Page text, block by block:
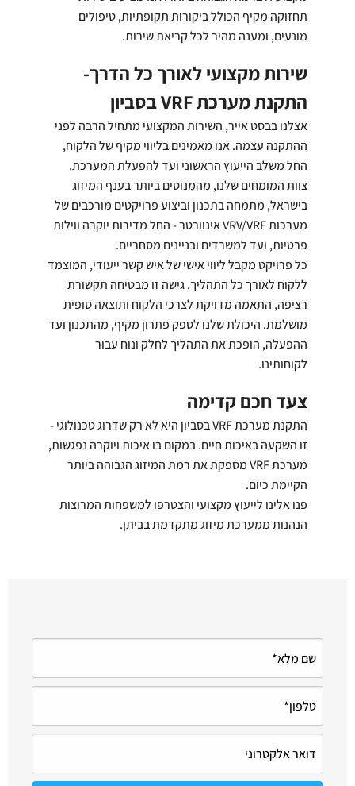
תחזוקה מקיף הכולל ביקורות תקופתיות, טיפולים
מונעים, ומענה מהיר לכל קריאת שירות.
שירות מקצועי לאורך כל הדרך-
התקנת מערכת VRF בסביון
אצלנו בבסט אייר, השירות המקצועי מתחיל הרבה לפני
ההתקנה עצמה. אנו מאמינים בליווי מקיף של הלקוח,
החל משלב הייעוץ הראשוני ועד להפעלת המערכת.
צוות המומחים שלנו, מהמנוסים ביותר בענף המיזוג
בישראל, מתמחה בתכנון וביצוע פרויקטים מורכבים של
מערכות VRV/VRF אינוורטר - החל מדירות יוקרה ווילות
פרטיות, ועד למשרדים ובניינים מסחריים.
כל פרויקט מקבל ליווי אישי של איש קשר ייעודי, המוצמד
ללקוח לאורך כל התהליך. גישה זו מבטיחה תקשורת
רציפה, התאמה מדויקת לצרכי הלקוח ותוצאה סופית
מושלמת. היכולת שלנו לספק פתרון מקיף, מהתכנון ועד
ההפעלה, הופכת את התהליך לחלק ונוח עבור
לקוחותינו.
צעד חכם קדימה
התקנת מערכת VRF בסביון היא לא רק שדרוג טכנולוגי -
זו השקעה באיכות חיים. במקום בו איכות ויוקרה נפגשות,
מערכת VRF מספקת את רמת המיזוג הגבוהה ביותר
הקיימת כיום.
פנו אלינו לייעוץ מקצועי והצטרפו למשפחות המרוצות
הנהנות ממערכת מיזוג מתקדמת בביתן.